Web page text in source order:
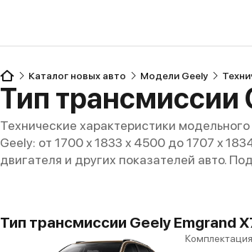
Каталог новых авто Модели Geely
Тип трансмиссии
Технические характеристики
Geely: от 1700 x 1833 x 4500 до 1707 x
двигателя и других показателей авто.
Тип трансмиссии Geely Emgrand
Комплектация